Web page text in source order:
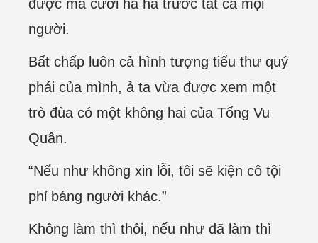
được mà cười ha hả trước tất cả mọi
người.
Bất chấp luôn cả hình tượng tiểu thư quý
phái của mình, ả ta vừa được xem một
trò đùa có một không hai của Tống Vu
Quân.
“Nếu như không xin lỗi, tôi sẽ kiện cô tội
phỉ báng người khác.”
Không làm thì thôi, nếu như đã làm thì